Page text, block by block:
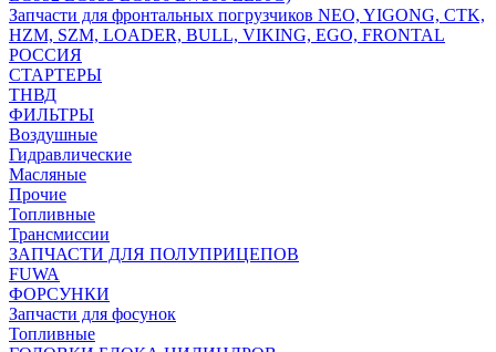
Запчасти для фронтальных погрузчиков NEO, YIGONG, CTK,
HZM, SZM, LOADER, BULL, VIKING, EGO, FRONTAL
РОССИЯ
СТАРТЕРЫ
ТНВД
ФИЛЬТРЫ
Воздушные
Гидравлические
Масляные
Прочие
Топливные
Трансмиссии
ЗАПЧАСТИ ДЛЯ ПОЛУПРИЦЕПОВ
FUWA
ФОРСУНКИ
Запчасти для фосунок
Топливные